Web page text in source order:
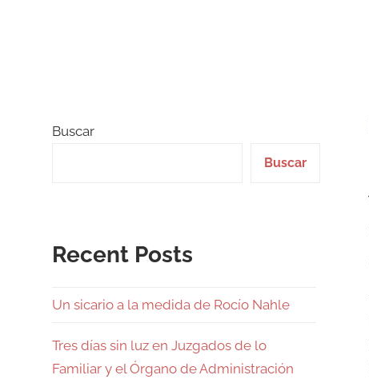
Buscar
Buscar
Recent Posts
Un sicario a la medida de Rocío Nahle
Tres días sin luz en Juzgados de lo
Familiar y el Órgano de Administración